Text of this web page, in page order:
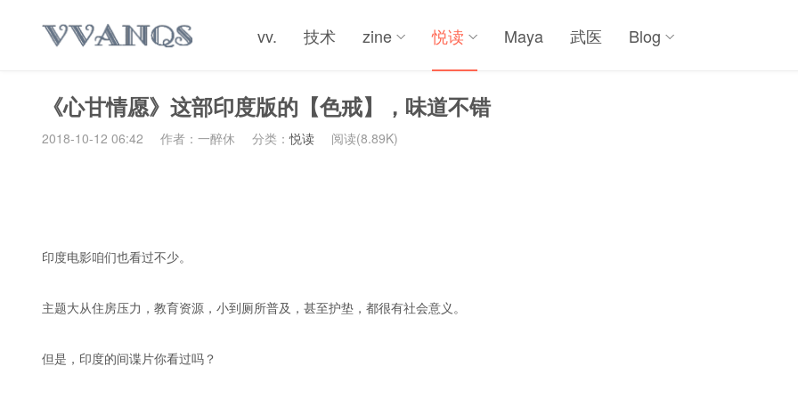
vv. 技术 zine 悦读 Maya 武医 Blog
《心甘情愿》这部印度版的【色戒】，味道不错
2018-10-12 06:42 作者：一醉休 分类：悦读 阅读(8.89K)
印度电影咱们也看过不少。
主题大从住房压力，教育资源，小到厕所普及，甚至护垫，都很有社会意义。
但是，印度的间谍片你看过吗？